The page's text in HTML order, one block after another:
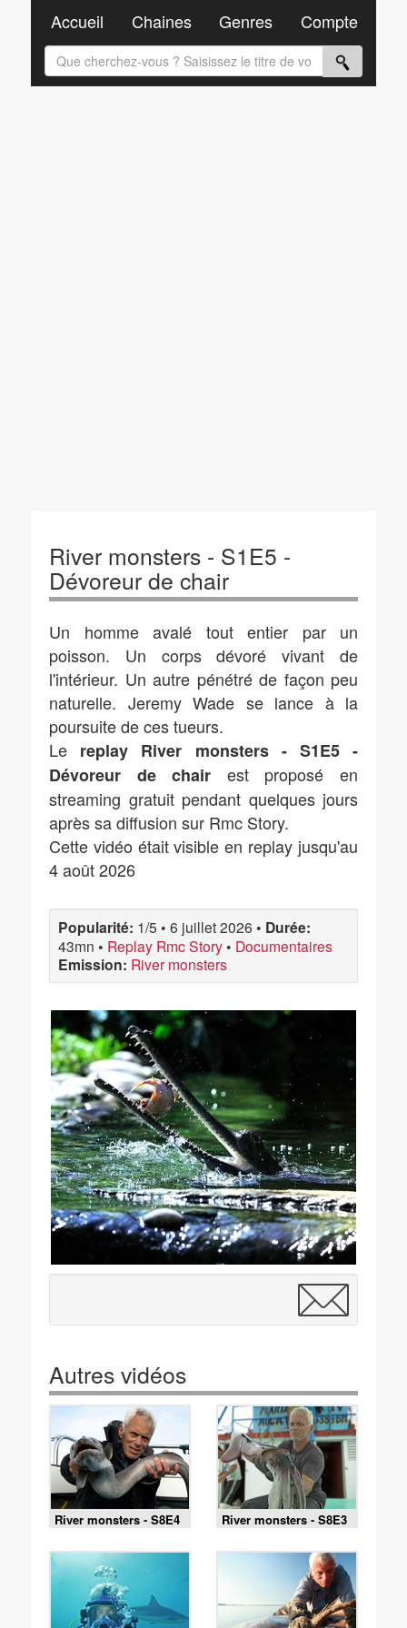
River monsters - S1E5 -
Dévoreur de chair
Un homme avalé tout entier par un
poisson. Un corps dévoré vivant de
l'intérieur. Un autre pénétré de façon peu
naturelle. Jeremy Wade se lance à la
poursuite de ces tueurs.
Le replay River monsters - S1E5 -
Dévoreur de chair est proposé en
streaming gratuit pendant quelques jours
après sa diffusion sur Rmc Story.
Cette vidéo était visible en replay jusqu'au
4 août 2026
Popularité: 1/5 • 6 juillet 2026 • Durée:
43mn • Replay Rmc Story • Documentaires
Emission: River monsters
Autres vidéos
River monsters - S8E4
- Le démon des
abysses
River monsters - S8E3
- Le diable des
profondeurs
Accueil Chaines Genres Compte